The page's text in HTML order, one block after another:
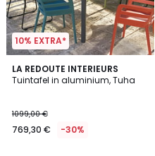
10% EXTRA*
LA REDOUTE INTERIEURS
Tuintafel in aluminium, Tuha
1099,00 €
769,30 € -30%
4,9
/ 5